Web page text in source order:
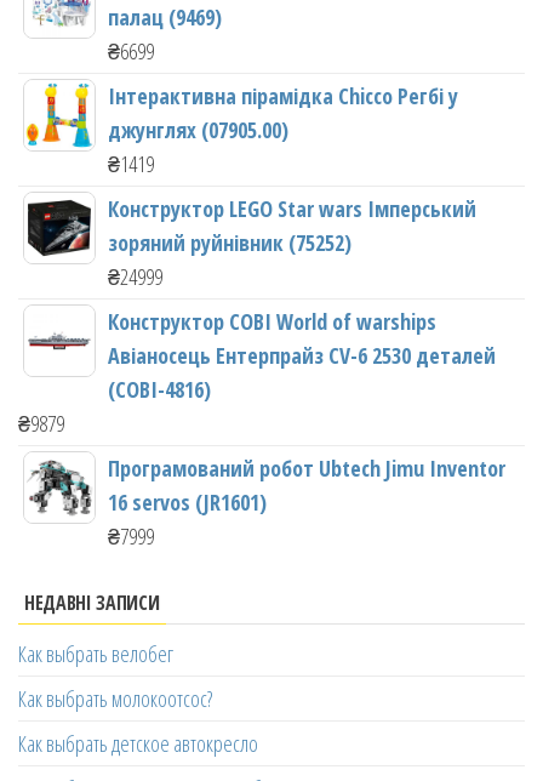
палац (9469)
₴6699
Інтерактивна пірамідка Chicco Регбі у
джунглях (07905.00)
₴1419
Конструктор LEGO Star wars Імперський
зоряний руйнівник (75252)
₴24999
Конструктор COBI World of warships
Авіаносець Ентерпрайз CV-6 2530 деталей
(COBI-4816)
₴9879
Програмований робот Ubtech Jimu Inventor
16 servos (JR1601)
₴7999
НЕДАВНІ ЗАПИСИ
Как выбрать велобег
Как выбрать молокоотсос?
Как выбрать детское автокресло